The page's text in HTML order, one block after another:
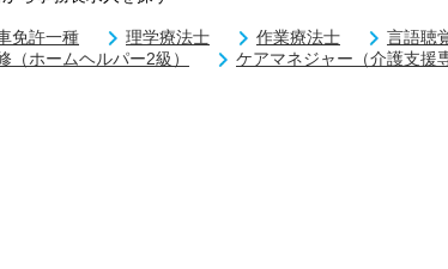
免許一種 理学療法士 作業療法士 言語聴
（ホームヘルパー2級）
ケアマネジャー（介護支援